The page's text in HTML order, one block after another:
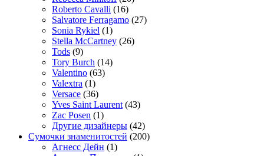
Roberto Cavalli (16)
Salvatore Ferragamo (27)
Sonia Rykiel (1)
Stella McCartney (26)
Tods (9)
Tory Burch (14)
Valentino (63)
Valextra (1)
Versace (36)
Yves Saint Laurent (43)
Zac Posen (1)
Другие дизайнеры (42)
Сумочки знаменитостей (200)
Агнесс Дейн (1)